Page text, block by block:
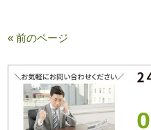
« 前のページ